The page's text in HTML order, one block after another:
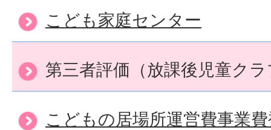
こども家庭センター
第三者評価（放課後児童ク
こどもの居場所運営費事業